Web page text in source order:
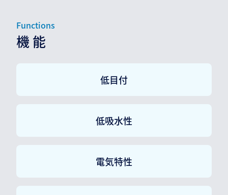
Functions
機 能
低目付
低吸水性
電気特性